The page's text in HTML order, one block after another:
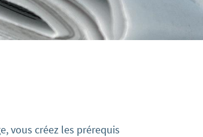
vous créez les prérequis